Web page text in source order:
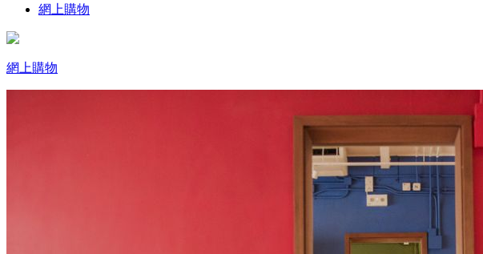
網上購物
網上購物